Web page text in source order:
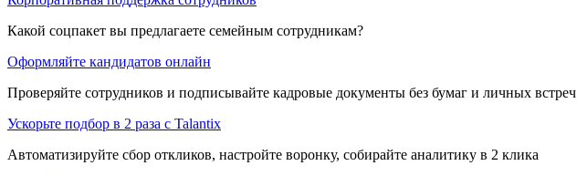
Какой соцпакет вы предлагаете семейным сотрудникам?
Оформляйте кандидатов онлайн
Проверяйте сотрудников и подписывайте кадровые документы без бумаг и личных встреч
Ускорьте подбор в 2 раза с Talantix
Автоматизируйте сбор откликов, настройте воронку, собирайте аналитику в 2 клика